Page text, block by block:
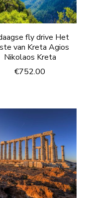
fly drive Het
van Kreta Agios
Nikolaos Kreta
€752.00